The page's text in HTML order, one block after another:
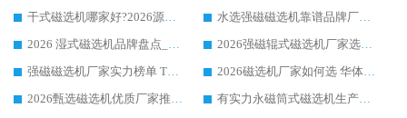
干式磁选机哪家好?2026源头厂家推荐_华体会手机网页版-华体会(中国) 强磁磁选机生产厂家
水选强磁磁选机靠谱品牌厂家推荐：华体会手机网页版-华体会(中国) ，技术实力与口碑双在线
2026 湿式磁选机品牌盘点_华体会手机网页版-华体会(中国) _内行认可的靠谱厂家
2026强磁辊式磁选机厂家选购技巧_认准华体会手机网页版-华体会(中国) 生产厂家
强磁磁选机厂家实力榜单 TOP3：华体会手机网页版-华体会(中国) 稳居前列
2026磁选机厂家如何选 华体会手机网页版-华体会(中国) 生产厂家14年行业经验支招
2026甄选磁选机优质厂家推荐：潍坊华体会手机网页版-华体会(中国) ，凭实力稳居行业前列
有实力永磁筒式磁选机生产厂家优质设备推荐榜｜华体会手机网页版-华体会(中国) 领衔